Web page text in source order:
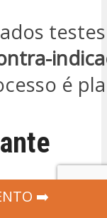
é
de➡️